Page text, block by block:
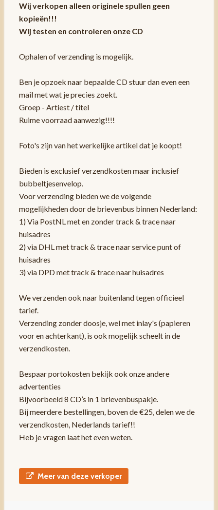
Wij verkopen alleen originele spullen geen
kopieën!!!
Wij testen en controleren onze CD
Ophalen of verzending is mogelijk.
Ben je opzoek naar bepaalde CD stuur dan even een
mail met wat je precies zoekt.
Groep - Artiest / titel
Ruime voorraad aanwezig!!!!
Foto's zijn van het werkelijke artikel dat je koopt!
Bieden is exclusief verzendkosten maar inclusief
bubbeltjesenvelop.
Voor verzending bieden we de volgende
mogelijkheden door de brievenbus binnen Nederland:
1) Via PostNL met en zonder track & trace naar
huisadres
2) via DHL met track & trace naar service punt of
huisadres
3) via DPD met track & trace naar huisadres
We verzenden ook naar buitenland tegen officieel
tarief.
Verzending zonder doosje, wel met inlay's (papieren
voor en achterkant), is ook mogelijk scheelt in de
verzendkosten.
Bespaar portokosten bekijk ook onze andere
advertenties
Bijvoorbeeld 8 CD’s in 1 brievenbuspakje.
Bij meerdere bestellingen, boven de €25, delen we de
verzendkosten, Nederlands tarief!!
Heb je vragen laat het even weten.
Meer van deze verkoper